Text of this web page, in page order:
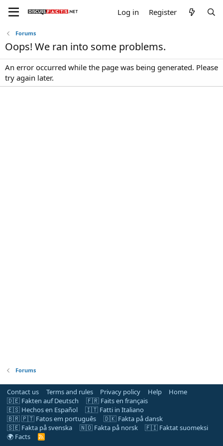
Log in Register
Forums
Oops! We ran into some problems.
An error occurred while the page was being generated. Please
try again later.
Forums
Contact us Terms and rules Privacy policy Help
Home
🇩🇪 Fakten auf Deutsch
🇫🇷 Faits en français
🇪🇸 Hechos en Español
🇮🇹 Fatti in Italiano
🇧🇷 🇵🇹 Fatos em português
🇩🇰 Fakta på dansk
🇸🇪 Fakta på svenska
🇳🇴 Fakta på norsk
🇫🇮 Faktat suomeksi
🌍 Facts
R